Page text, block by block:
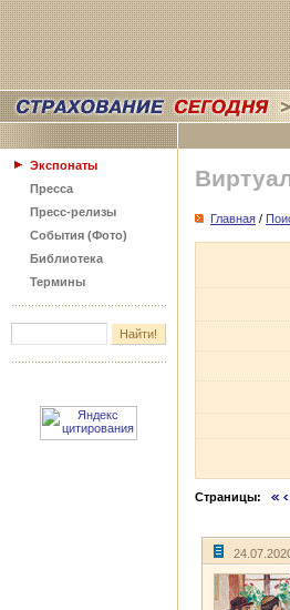
Экспонаты
Пресса
Пресс-релизы
События (Фото)
Библиотека
Термины
Главная /
Страницы: